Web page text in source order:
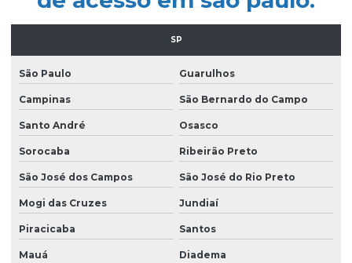
Empresa de limpeza predial
Empresa de limpeza terceirizada
Empresa de limpeza de vidros
Empresa limpeza de vidros em altura
Empresa de limpeza de vidros e fachadas
Empresa de manutenção predial
SP
São Paulo Guarulhos
Campinas São Bernardo do Campo
Santo André Osasco
Sorocaba Ribeirão Preto
São José dos Campos São José do Rio Preto
Mogi das Cruzes Jundiaí
Piracicaba Santos
Mauá Diadema